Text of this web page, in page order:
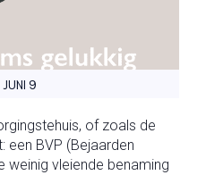
JUNI 9
of zoals de
een BVP (Bejaarden
weinig vleiende benaming